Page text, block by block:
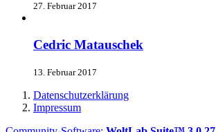
27. Februar 2017
Cedric Matauschek
13. Februar 2017
Datenschutzerklärung
Impressum